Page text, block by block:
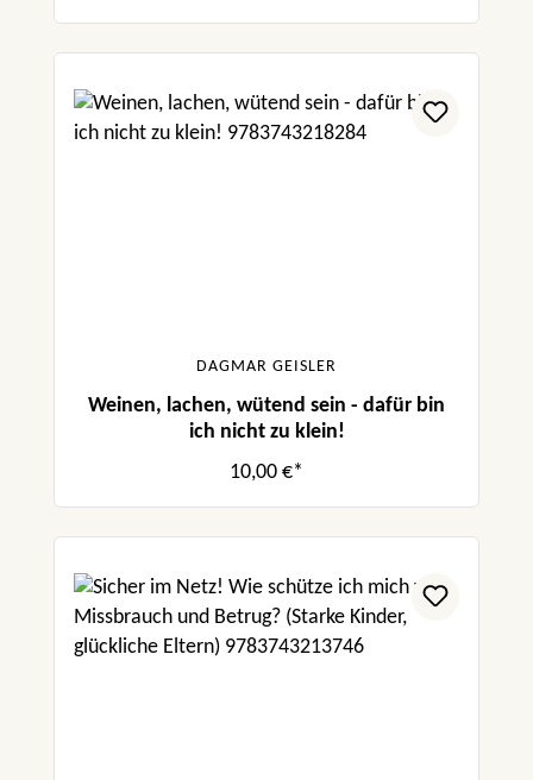
DAGMAR GEISLER
Weinen, lachen, wütend sein - dafür bin
ich nicht zu klein!
10,00 €*